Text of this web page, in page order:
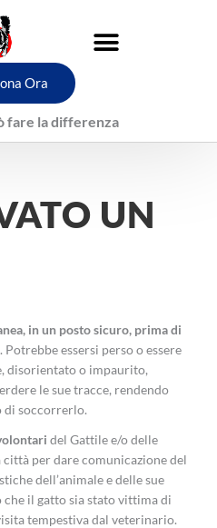
Ora
fare la differenza
UN
in un posto sicuro, prima di
. Potrebbe essersi perso o essere
disorientato o impaurito,
le sue tracce, rendendo
soccorrerlo.
del Gattile e/o delle
per dare comunicazione del
dell’animale e delle sue
il gatto sia stato vittima di
tempestiva dal veterinario.